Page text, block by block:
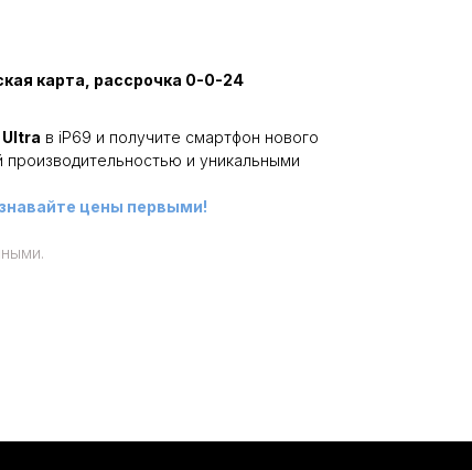
карта, рассрочка 0-0-24
в iP69 и получите смартфон нового
и уникальными
цены первыми!